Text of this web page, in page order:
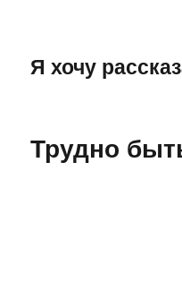
Я хочу
Трудно